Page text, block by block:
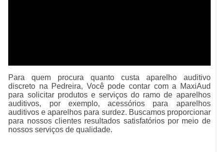
Para quem procura quanto custa aparelho auditivo
discreto na Pedreira, Você pode contar com a MaxiAud
para solicitar produtos e serviços do ramo de aparelhos
auditivos, por exemplo, acessórios para aparelhos
auditivos e aparelhos para surdez. Buscamos proporcionar
para nossos clientes resultados satisfatórios por meio de
nossos serviços de qualidade.